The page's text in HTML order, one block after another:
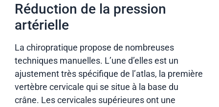
Réduction de la pression
artérielle
La chiropratique propose de nombreuses
techniques manuelles. L’une d’elles est un
ajustement très spécifique de l’atlas, la première
vertèbre cervicale qui se situe à la base du
crâne. Les cervicales supérieures ont une